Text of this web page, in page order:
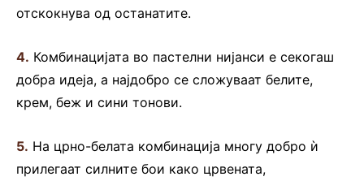
отскокнува од останатите.
4. Комбинацијата во пастелни нијанси е секогаш
добра идеја, а најдобро се сложуваат белите,
крем, беж и сини тонови.
5. На црно-белата комбинација многу добро ѝ
прилегаат силните бои како црвената,